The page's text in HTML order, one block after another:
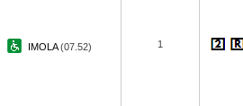
IMOLA(07.52) 1